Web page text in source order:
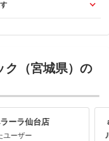
ク（宮城県）の
ーラ仙台店
ユーザー